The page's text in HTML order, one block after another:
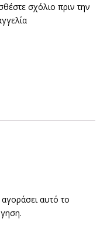
σχόλιο πριν την
αυτό το